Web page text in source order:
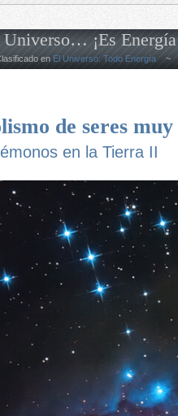
Universo… ¡Es
en El Universo: Todo Energía
de seres muy
en la Tierra II